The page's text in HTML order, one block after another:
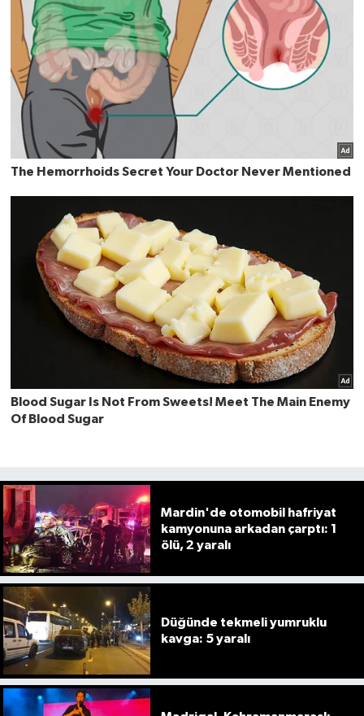
Mardin'de otomobil hafriyat
kamyonuna arkadan çarptı: 1
ölü, 2 yaralı
Düğünde tekmeli yumruklu
kavga: 5 yaralı